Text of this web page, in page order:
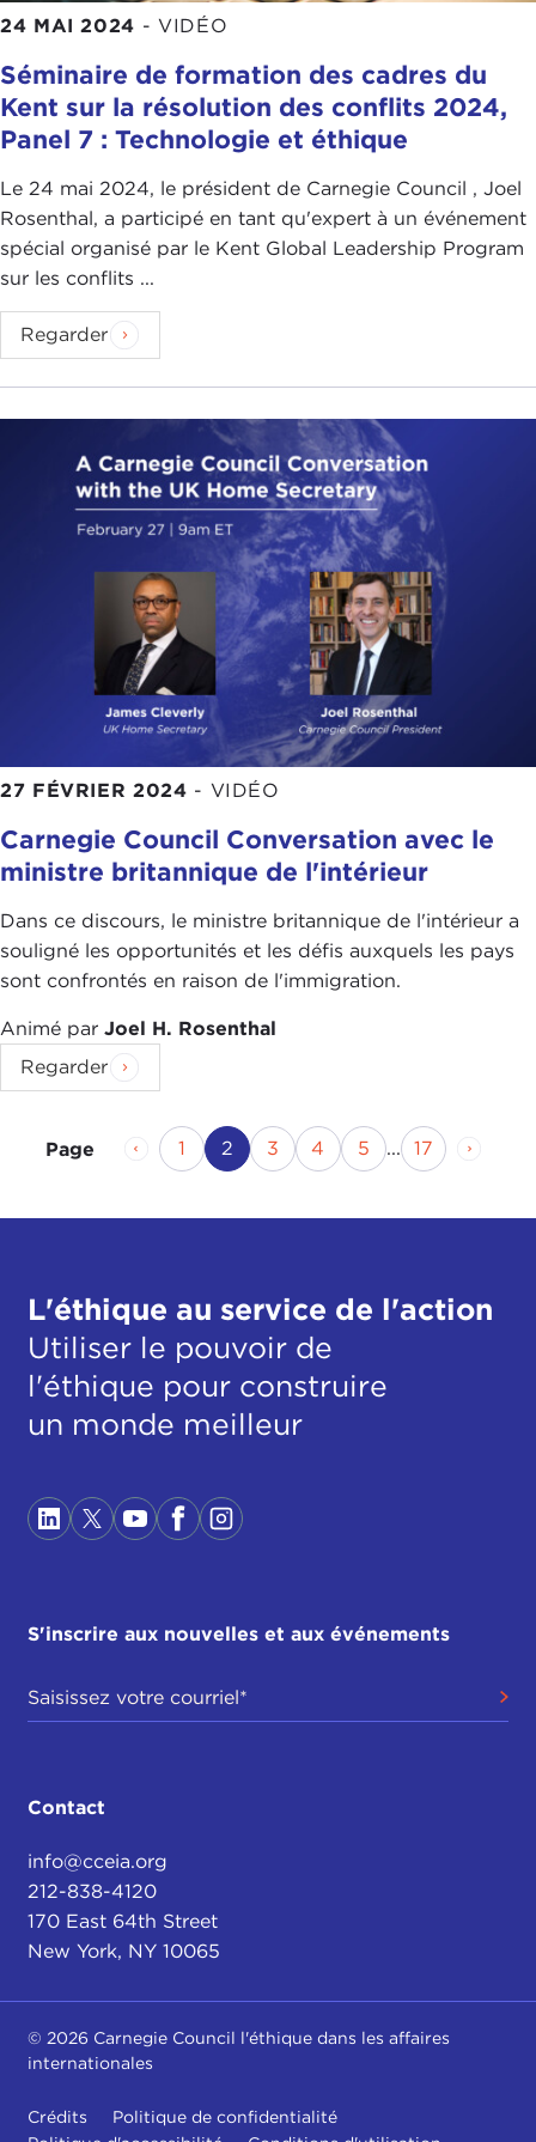
24 MAI 2024 - VIDÉO
Séminaire de formation des cadres du
Kent sur la résolution des conflits 2024,
Panel 7 : Technologie et éthique
Le 24 mai 2024, le président de Carnegie Council , Joel
Rosenthal, a participé en tant qu'expert à un événement
spécial organisé par le Kent Global Leadership Program
sur les conflits ...
Regarder
27 FÉVRIER 2024 - VIDÉO
Carnegie Council Conversation avec le
ministre britannique de l'intérieur
Dans ce discours, le ministre britannique de l'intérieur a
souligné les opportunités et les défis auxquels les pays
sont confrontés en raison de l'immigration.
Animé par Joel H. Rosenthal
Regarder
Page Page précédente Page
Page
1 Page actuelle
2 Page
3 Page
4 Page
5 ... Page
17
L'éthique au service de l'action
Utiliser le pouvoir de
l'éthique pour construire
un monde meilleur
S'inscrire aux nouvelles et aux événements
Contact
info@cceia.org
212-838-4120
170 East 64th Street
New York, NY 10065
© 2026 Carnegie Council l'éthique dans les affaires
internationales
Crédits
Politique de confidentialité